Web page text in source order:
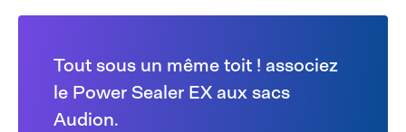
Tout sous un même toit ! associez
le Power Sealer EX aux sacs
Audion.